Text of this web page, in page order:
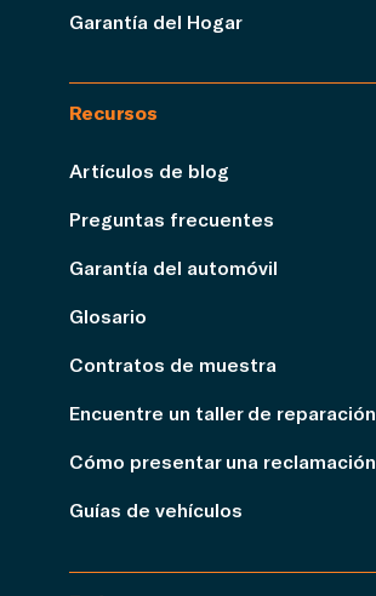
Garantía del Hogar
Recursos
Artículos de blog
Preguntas frecuentes
Garantía del automóvil
Glosario
Contratos de muestra
Encuentre un taller de reparación
Cómo presentar una reclamación
Guías de vehículos